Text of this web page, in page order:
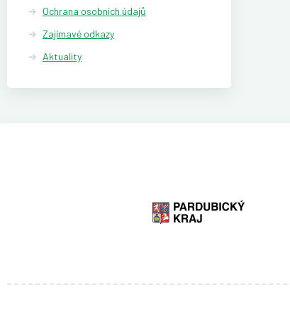
Ochrana osobních údajů
Zajímavé odkazy
Aktuality